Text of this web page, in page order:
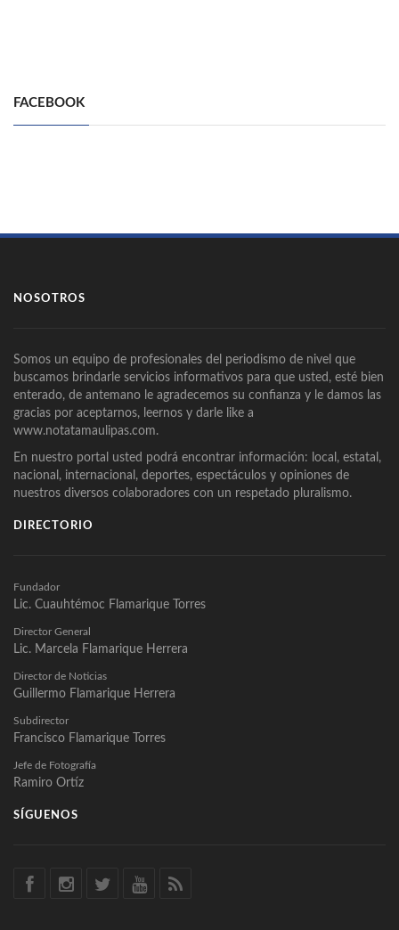
FACEBOOK
NOSOTROS
Somos un equipo de profesionales del periodismo de nivel que
buscamos brindarle servicios informativos para que usted, esté bien
enterado, de antemano le agradecemos su confianza y le damos las
gracias por aceptarnos, leernos y darle like a
www.notatamaulipas.com.
En nuestro portal usted podrá encontrar información: local, estatal,
nacional, internacional, deportes, espectáculos y opiniones de
nuestros diversos colaboradores con un respetado pluralismo.
DIRECTORIO
Fundador
Lic. Cuauhtémoc Flamarique Torres
Director General
Lic. Marcela Flamarique Herrera
Director de Noticias
Guillermo Flamarique Herrera
Subdirector
Francisco Flamarique Torres
Jefe de Fotografía
Ramiro Ortíz
SÍGUENOS